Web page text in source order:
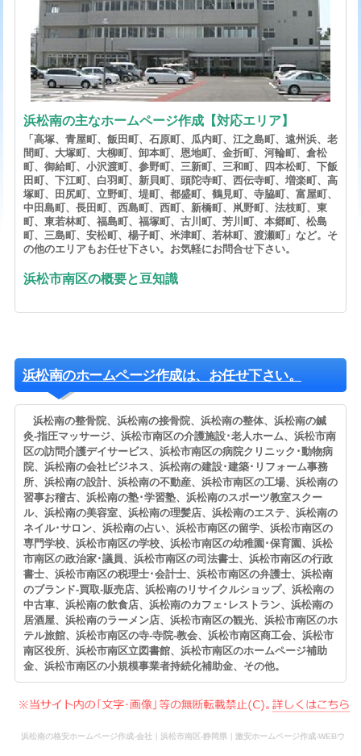
浜松南の主なホームページ作成【対応エリア】
「高塚、青屋町、飯田町、石原町、瓜内町、江之島町、遠州浜、老
間町、大塚町、大柳町、卸本町、恩地町、金折町、河輪町、倉松
町、御給町、小沢渡町、参野町、三新町、三和町、四本松町、下飯
田町、下江町、白羽町、新貝町、頭陀寺町、西伝寺町、増楽町、高
塚町、田尻町、立野町、堤町、都盛町、鶴見町、寺脇町、富屋町、
中田島町、長田町、西島町、西町、新橋町、鼡野町、法枝町、東
町、東若林町、福島町、福塚町、古川町、芳川町、本郷町、松島
町、三島町、安松町、楊子町、米津町、若林町、渡瀬町」など。そ
の他のエリアもお任せ下さい。お気軽にお問合せ下さい。
浜松市南区の概要と豆知識
浜松南のホームページ作成は、お任せ下さい。
浜松南の整骨院、浜松南の接骨院、浜松南の整体、浜松南の鍼
灸-指圧マッサージ、浜松市南区の介護施設･老人ホーム、浜松市南
区の訪問介護デイサービス、浜松市南区の病院クリニック･動物病
院、浜松南の会社ビジネス、浜松南の建設･建築･リフォーム事務
所、浜松南の設計、浜松南の不動産、浜松市南区の工場、浜松南の
習事お稽古、浜松南の塾･学習塾、浜松南のスポーツ教室スクー
ル、浜松南の美容室、浜松南の理髪店、浜松南のエステ、浜松南の
ネイル･サロン、浜松南の占い、浜松市南区の留学、浜松市南区の
専門学校、浜松市南区の学校、浜松市南区の幼稚園･保育園、浜松
市南区の政治家･議員、浜松市南区の司法書士、浜松市南区の行政
書士、浜松市南区の税理士･会計士、浜松市南区の弁護士、浜松南
のブランド-買取-販売店、浜松南のリサイクルショップ、浜松南の
中古車、浜松南の飲食店、浜松南のカフェ･レストラン、浜松南の
居酒屋、浜松南のラーメン店、浜松市南区の観光、浜松市南区のホ
テル旅館、浜松市南区の寺-寺院-教会、浜松市南区商工会、浜松市
南区役所、浜松市南区立図書館、浜松市南区のホームページ補助
金、浜松市南区の小規模事業者持続化補助金、その他。
浜松南の格安ホームページ作成-会社｜浜松市南区-静岡県｜激安ホームページ作成-WEBウ